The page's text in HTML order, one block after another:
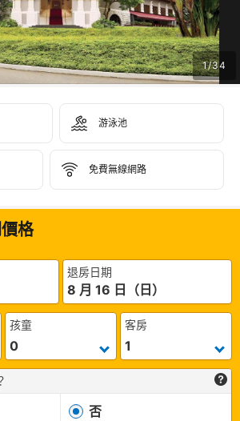
1/34
游泳池
免費無線網路
格
退房日期
8 月 16 日（日）
孩童 客房
否